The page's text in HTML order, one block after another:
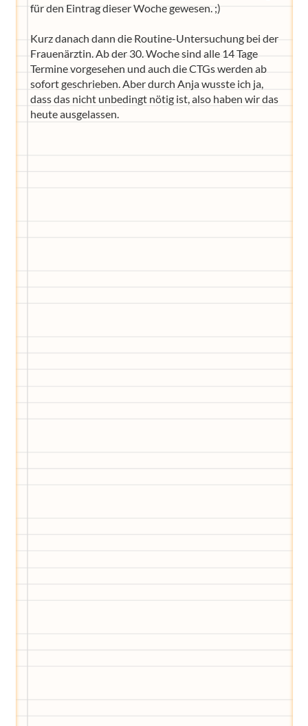
für den Eintrag dieser Woche gewesen. ;)
Kurz danach dann die Routine-Untersuchung bei der
Frauenärztin. Ab der 30. Woche sind alle 14 Tage
Termine vorgesehen und auch die CTGs werden ab
sofort geschrieben. Aber durch Anja wusste ich ja,
dass das nicht unbedingt nötig ist, also haben wir das
heute ausgelassen.